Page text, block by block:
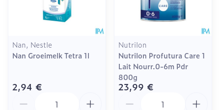
Nan, Nestle
Nan Groeimelk Tetra 1l
2,94 €
Nutrilon
Nutrilon Profutura Care 1
Lait Nourr.0-6m Pdr
800g
23,99 €